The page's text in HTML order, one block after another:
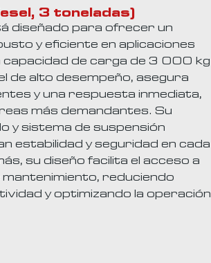
3 toneladas)
diseñado para ofrecer un
y eficiente en aplicaciones
capacidad de carga de 3 000 kg
de alto desempeño, asegura
y una respuesta inmediata,
más demandantes. Su
y sistema de suspensión
estabilidad y seguridad en cada
su diseño facilita el acceso a
reduciendo
y optimizando la operación